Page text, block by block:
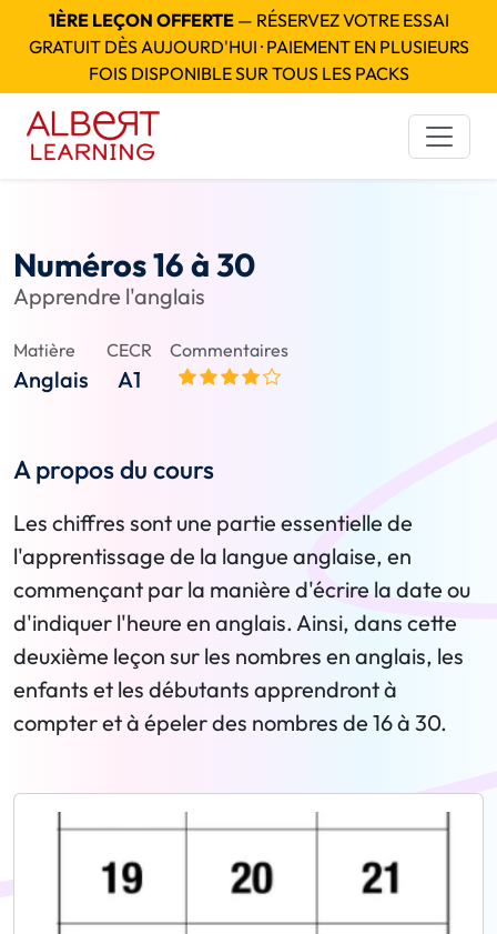
1ÈRE LEÇON OFFERTE— RÉSERVEZ VOTRE ESSAI
GRATUIT DÈS AUJOURD'HUI · PAIEMENT EN PLUSIEURS
FOIS DISPONIBLE SUR TOUS LES PACKS
Numéros 16 à 30
Apprendre l'anglais
Matière
Anglais
CECR
A1
Commentaires
A propos du cours
Les chiffres sont une partie essentielle de
l'apprentissage de la langue anglaise, en
commençant par la manière d'écrire la date ou
d'indiquer l'heure en anglais. Ainsi, dans cette
deuxième leçon sur les nombres en anglais, les
enfants et les débutants apprendront à
compter et à épeler des nombres de 16 à 30.